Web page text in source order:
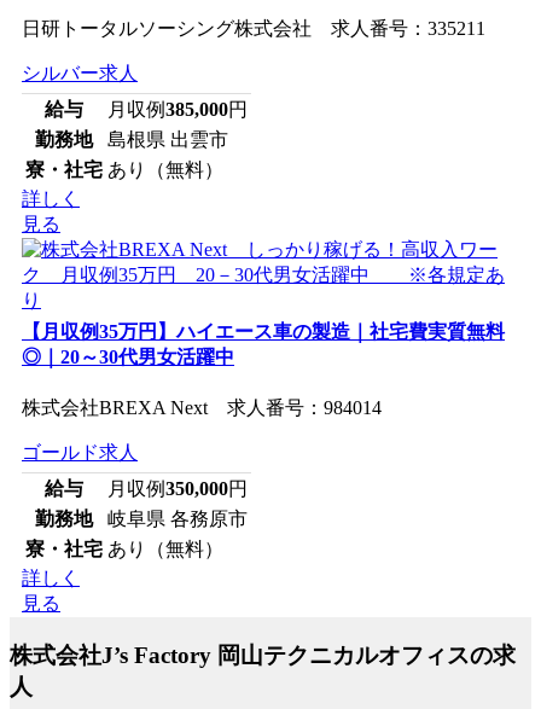
日研トータルソーシング株式会社 求人番号：335211
シルバー求人
給与
月収例385,000円
勤務地
島根県 出雲市
寮・社宅 あり（無料）
詳しく
見る
【月収例35万円】ハイエース車の製造｜社宅費実質無料
◎｜20～30代男女活躍中
株式会社BREXA Next 求人番号：984014
ゴールド求人
給与
月収例350,000円
勤務地
岐阜県 各務原市
寮・社宅 あり（無料）
詳しく
見る
株式会社J’s Factory 岡山テクニカルオフィスの求
人